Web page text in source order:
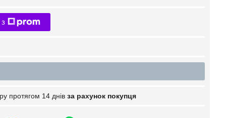
протягом 14 днів за рахунок покупця